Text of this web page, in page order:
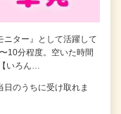
ニター』として活躍して
10分程度。空いた時間
いろん…
のうちに受け取れま